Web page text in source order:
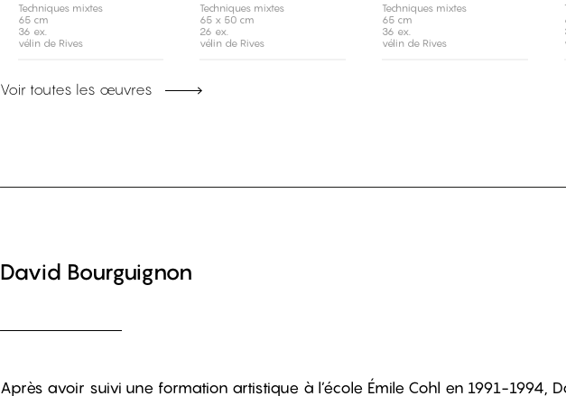
Techniques mixtes
65 cm
36 ex.
vélin de Rives
Techniques mixtes
65 x 50 cm
26 ex.
vélin de Rives
Techniques mixtes
65 cm
36 ex.
vélin de Rives
Voir toutes les œuvres
David Bourguignon
Après avoir suivi une formation artistique à l’école Émile Cohl en 1991-1994,